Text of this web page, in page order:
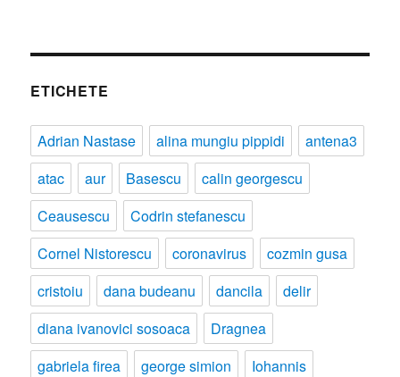
ETICHETE
Adrian Nastase alina mungiu pippidi
antena3
atac
aur Basescu
calin georgescu
Ceausescu
Codrin stefanescu
Cornel Nistorescu
coronavirus
cozmin gusa
cristoiu
dana budeanu dancila
delir
diana ivanovici sosoaca
Dragnea
gabriela firea
george simion
Iohannis